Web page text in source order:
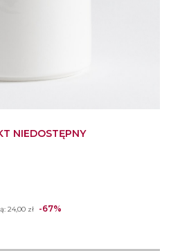
NIEDOSTĘPNY
24,00 zł -67%